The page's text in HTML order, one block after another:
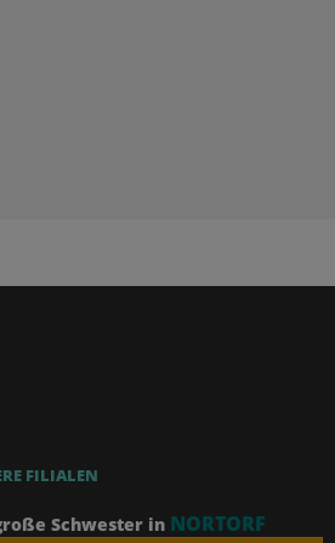
FILIALEN
Schwester in NORTORF